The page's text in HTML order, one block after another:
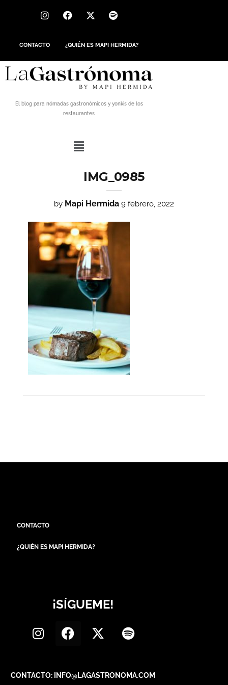
CONTACTO ¿QUIÉN ES MAPI HERMIDA?
El blog para nómadas gastronómicos y yonkis de los
restaurantes
IMG_0985
by Mapi Hermida 9 febrero, 2022
CONTACTO
¿QUIÉN ES MAPI HERMIDA?
¡SÍGUEME!
CONTACTO: INFO@LAGASTRONOMA.COM